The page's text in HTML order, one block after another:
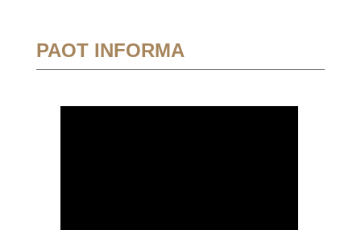
PAOT INFORMA